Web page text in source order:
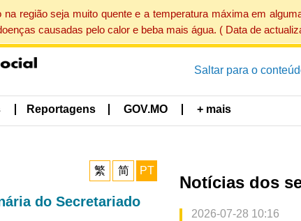
região seja muito quente e a temperatura máxima em
causadas pelo calor e beba mais água. ( Data de
Saltar para o
Reportagens GOV.MO + mais
繁 简 PT
do Secretariado
Notícias dos
2026-07-28 10:16